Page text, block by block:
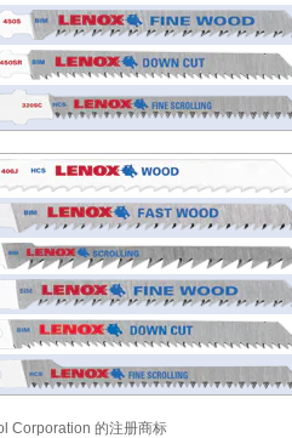
Corporation 的注册商标